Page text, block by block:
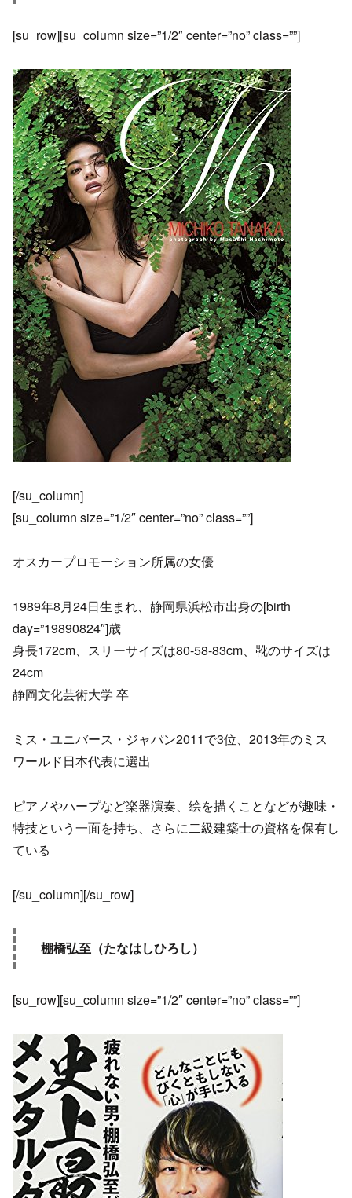
[su_row][su_column size=”1/2″ center=”no” class=””]
[/su_column]
[su_column size=”1/2″ center=”no” class=””]
オスカープロモーション所属の女優
1989年8月24日生まれ、静岡県浜松市出身の[birth
day=”19890824″]歳
身長172cm、スリーサイズは80-58-83cm、靴のサイズは
24cm
静岡文化芸術大学 卒
ミス・ユニバース・ジャパン2011で3位、2013年のミス
ワールド日本代表に選出
ピアノやハープなど楽器演奏、絵を描くことなどが趣味・
特技という一面を持ち、さらに二級建築士の資格を保有し
ている
[/su_column][/su_row]
棚橋弘至（たなはしひろし）
[su_row][su_column size=”1/2″ center=”no” class=””]